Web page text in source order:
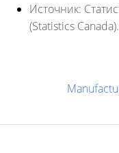
Источник:
(Statistics Canada).